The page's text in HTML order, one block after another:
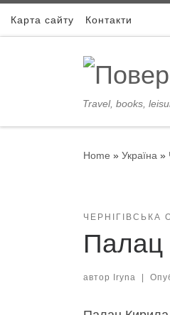
Skip to content
Карта сайту Контакти
Travel, books,
Home » Україна »
ЧЕРНІГІВСЬКА
Палац
автор Iryna